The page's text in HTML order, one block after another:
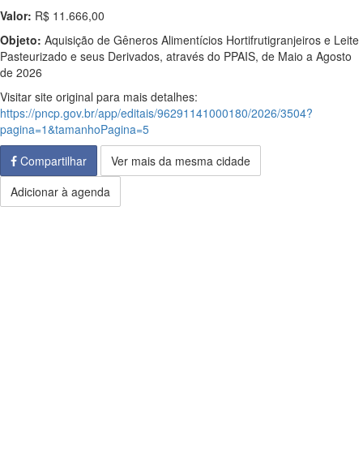
Valor: R$ 11.666,00
Objeto: Aquisição de Gêneros Alimentícios Hortifrutigranjeiros e Leite
Pasteurizado e seus Derivados, através do PPAIS, de Maio a Agosto
de 2026
Visitar site original para mais detalhes:
https://pncp.gov.br/app/editais/96291141000180/2026/3504?
pagina=1&tamanhoPagina=5
Compartilhar
Ver mais da mesma cidade
Adicionar à agenda